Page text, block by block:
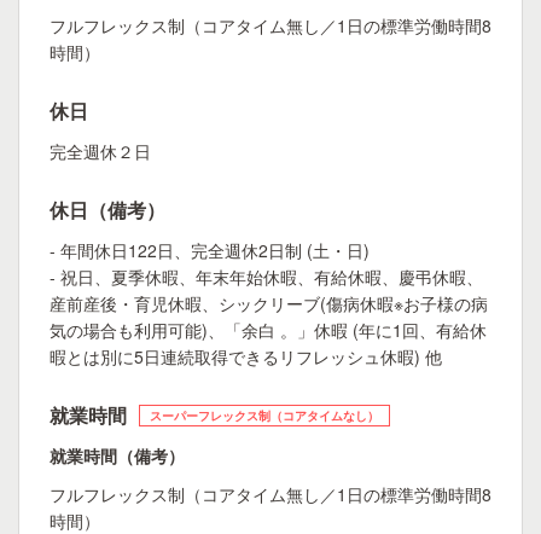
フルフレックス制（コアタイム無し／1日の標準労働時間8
時間）
休日
完全週休２日
休日（備考）
- 年間休日122日、完全週休2日制 (土・日)
- 祝日、夏季休暇、年末年始休暇、有給休暇、慶弔休暇、
産前産後・育児休暇、シックリーブ(傷病休暇※お子様の病
気の場合も利用可能)、「余白 。」休暇 (年に1回、有給休
暇とは別に5日連続取得できるリフレッシュ休暇) 他
就業時間 スーパーフレックス制（コアタイムなし）
就業時間（備考）
フルフレックス制（コアタイム無し／1日の標準労働時間8
時間）